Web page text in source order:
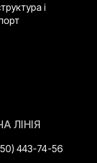
і
ЛІНІЯ
443-74-56